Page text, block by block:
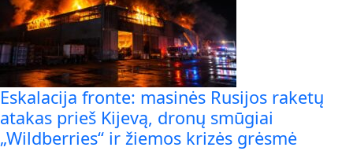
Eskalacija fronte: masinės Rusijos raketų
atakas prieš Kijevą, dronų smūgiai
„Wildberries“ ir žiemos krizės grėsmė